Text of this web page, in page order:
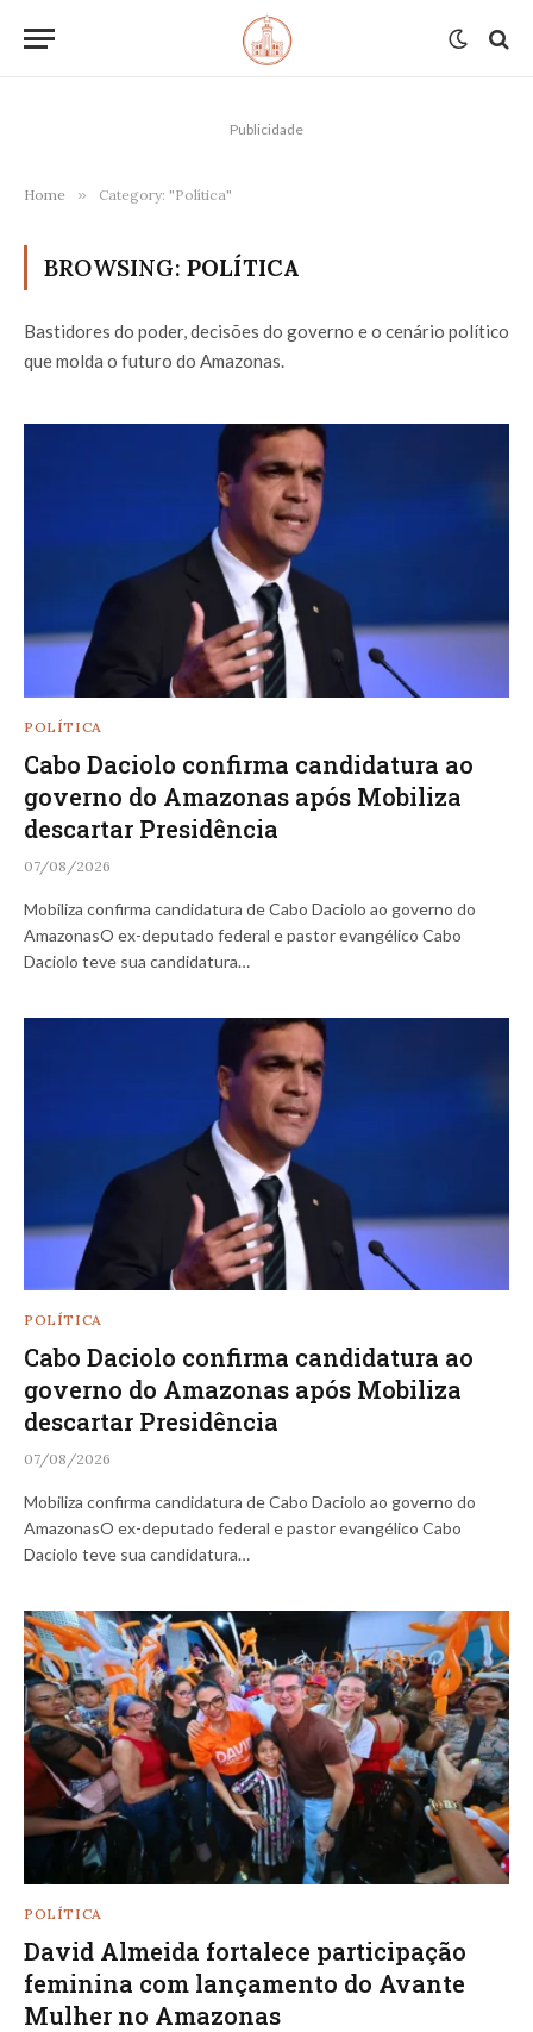
Publicidade
Home » Category: "Política"
BROWSING: POLÍTICA
Bastidores do poder, decisões do governo e o cenário político
que molda o futuro do Amazonas.
POLÍTICA
Cabo Daciolo confirma candidatura ao
governo do Amazonas após Mobiliza
descartar Presidência
07/08/2026
Mobiliza confirma candidatura de Cabo Daciolo ao governo do
AmazonasO ex-deputado federal e pastor evangélico Cabo
Daciolo teve sua candidatura…
POLÍTICA
Cabo Daciolo confirma candidatura ao
governo do Amazonas após Mobiliza
descartar Presidência
07/08/2026
Mobiliza confirma candidatura de Cabo Daciolo ao governo do
AmazonasO ex-deputado federal e pastor evangélico Cabo
Daciolo teve sua candidatura…
POLÍTICA
David Almeida fortalece participação
feminina com lançamento do Avante
Mulher no Amazonas